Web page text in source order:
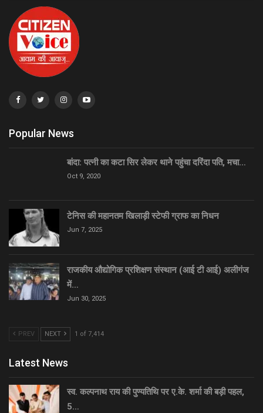
Popular News
बांदा: पत्नी का कटा सिर लेकर थाने पहुंचा दरिंदा पति, मचा…
Oct 9, 2020
टेनिस की महानतम खिलाड़ी स्टेफी ग्राफ का निधन
Jun 7, 2025
राजकीय औद्योगिक प्रशिक्षण संस्थान (आई टी आई) अलीगंज
में…
Jun 30, 2025
PREV NEXT 1 of 7,414
Latest News
स्व. कल्पनाथ राय की पुण्यतिथि पर ए.के. शर्मा की बड़ी पहल,
5…